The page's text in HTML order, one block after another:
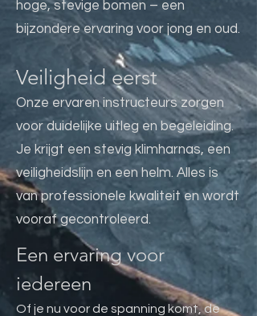
hoge, stevige bomen – een
bijzondere ervaring voor jong en oud.
Veiligheid eerst
Onze ervaren instructeurs zorgen
voor duidelijke uitleg en begeleiding.
Je krijgt een stevig klimharnas, een
veiligheidslijn en een helm. Alles is
van professionele kwaliteit en wordt
vooraf gecontroleerd.
Een ervaring voor
iedereen
Of je nu voor de spanning komt, de